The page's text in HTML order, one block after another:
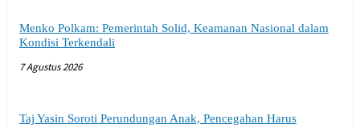
Menko Polkam: Pemerintah Solid, Keamanan Nasional dalam
Kondisi Terkendali
7 Agustus 2026
Taj Yasin Soroti Perundungan Anak, Pencegahan Harus